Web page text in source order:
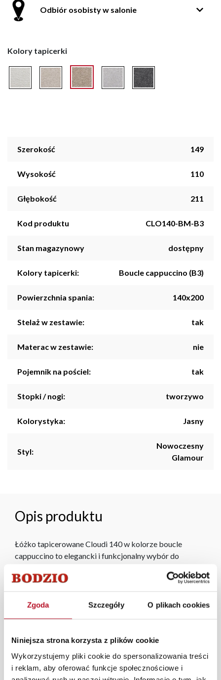
Zgoda Szczegóły O plikach cookies
Niniejsza strona korzysta z plików cookie
Wykorzystujemy pliki cookie do spersonalizowania treści
i reklam, aby oferować funkcje społecznościowe i
Odbiór osobisty w salonie
Kolory tapicerki
Szerokość 149
Wysokość 110
Głębokość 211
Kod produktu CLO140-BM-B3
Stan magazynowy dostępny
Kolory tapicerki: Boucle cappuccino (B3)
Powierzchnia spania: 140x200
Stelaż w zestawie: tak
Materac w zestawie: nie
Pojemnik na pościel: tak
Stopki / nogi: tworzywo
Kolorystyka: Jasny
Styl:
Nowoczesny
Glamour
Opis produktu
Łóżko tapicerowane Cloudi 140 w kolorze boucle
cappuccino to elegancki i funkcjonalny wybór do
wnętrzu ciepły, przytulny charakter, a wysoki zagłówek
się w nowoczesnych aranżacjach, tworząc spójną i
wnętrz, wnosząc elegancję i komfort.
Ze względu na specyfikę produkcji rzeczywiste wymiary